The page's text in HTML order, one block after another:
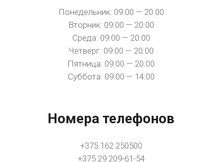
Понедельник: 09:00 — 20:00
Вторник: 09:00 — 20:00
Среда: 09:00 — 20:00
Четверг: 09:00 — 20:00
Пятница: 09:00 — 20:00
Суббота: 09:00 — 14:00
Номера телефонов
+375 162 250500
+375 29 209-61-54